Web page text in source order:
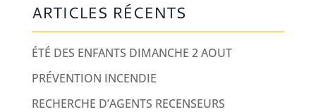
ARTICLES RÉCENTS
ÉTÉ DES ENFANTS DIMANCHE 2 AOUT
PRÉVENTION INCENDIE
RECHERCHE D’AGENTS RECENSEURS